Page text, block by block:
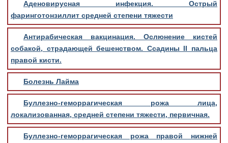
Аденовирусная инфекция. Острый
фаринготонзиллит средней степени тяжести
Антирабическая вакцинация. Ослюнение кистей
собакой, страдающей бешенством. Ссадины II пальца
правой кисти.
Болезнь Лайма
Буллезно-геморрагическая рожа лица,
локализованная, средней степени тяжести, первичная.
Буллезно-геморрагическая рожа правой нижней